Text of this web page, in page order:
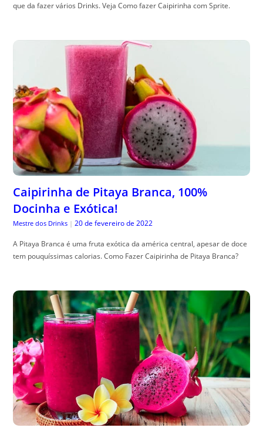
que da fazer vários Drinks. Veja Como fazer Caipirinha com Sprite.
Caipirinha de Pitaya Branca, 100%
Docinha e Exótica!
Mestre dos Drinks | 20 de fevereiro de 2022
A Pitaya Branca é uma fruta exótica da américa central, apesar de doce
tem pouquíssimas calorias. Como Fazer Caipirinha de Pitaya Branca?